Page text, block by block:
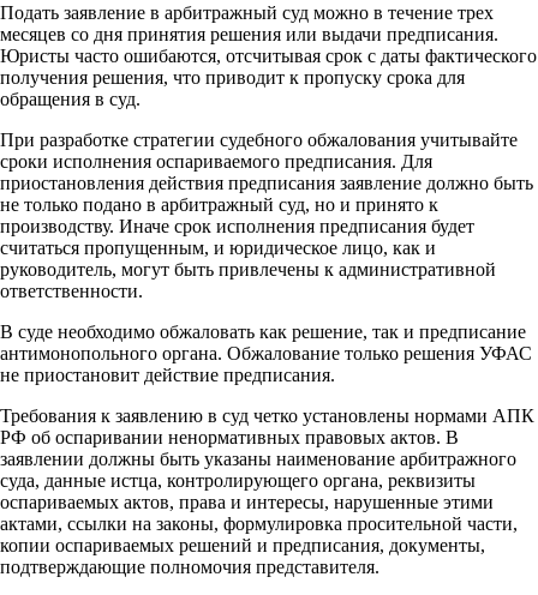
Подать заявление в арбитражный суд можно в течение трех
месяцев со дня принятия решения или выдачи предписания.
Юристы часто ошибаются, отсчитывая срок с даты фактического
получения решения, что приводит к пропуску срока для
обращения в суд.
При разработке стратегии судебного обжалования учитывайте
сроки исполнения оспариваемого предписания. Для
приостановления действия предписания заявление должно быть
не только подано в арбитражный суд, но и принято к
производству. Иначе срок исполнения предписания будет
считаться пропущенным, и юридическое лицо, как и
руководитель, могут быть привлечены к административной
ответственности.
В суде необходимо обжаловать как решение, так и предписание
антимонопольного органа. Обжалование только решения УФАС
не приостановит действие предписания.
Требования к заявлению в суд четко установлены нормами АПК
РФ об оспаривании ненормативных правовых актов. В
заявлении должны быть указаны наименование арбитражного
суда, данные истца, контролирующего органа, реквизиты
оспариваемых актов, права и интересы, нарушенные этими
актами, ссылки на законы, формулировка просительной части,
копии оспариваемых решений и предписания, документы,
подтверждающие полномочия представителя.